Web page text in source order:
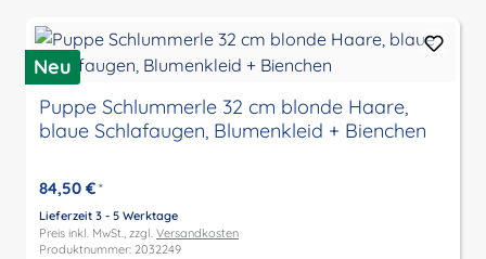
Neu
Puppe Schlummerle 32 cm blonde Haare,
blaue Schlafaugen, Blumenkleid + Bienchen
84,50 € *
Lieferzeit 3 - 5 Werktage
Preis inkl. MwSt., zzgl. Versandkosten
Produktnummer: 2032249